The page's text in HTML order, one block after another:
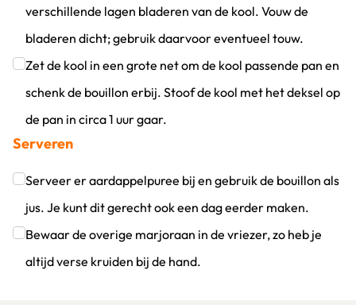
verschillende lagen bladeren van de kool. Vouw de
bladeren dicht; gebruik daarvoor eventueel touw.
Klik om dit selectievakje aan te vinken
Zet de kool in een grote net om de kool passende pan en
schenk de bouillon erbij. Stoof de kool met het deksel op
de pan in circa 1 uur gaar.
Klik om dit selectievakje aan te vinken
Serveren
Serveer er aardappelpuree bij en gebruik de bouillon als
jus. Je kunt dit gerecht ook een dag eerder maken.
Klik om dit selectievakje aan te vinken
Bewaar de overige marjoraan in de vriezer, zo heb je
altijd verse kruiden bij de hand.